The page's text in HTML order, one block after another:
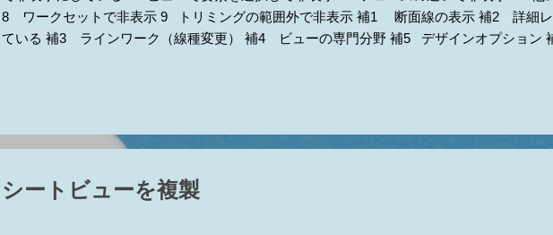
8 ワークセットで非表示 9 トリミングの範囲外で非表示 補1 断面線の表示 補2 詳細レ
ている 補3 ラインワーク（線種変更） 補4 ビューの専門分野 補5 デザインオプション
ューテンプレート側でコントロールされています。 2 ビュー範囲から外れている 殆んど
部にある要素でも、カテゴリによっては表示される 表示されるカテゴリ：窓、収納設備、
シートビューを複製